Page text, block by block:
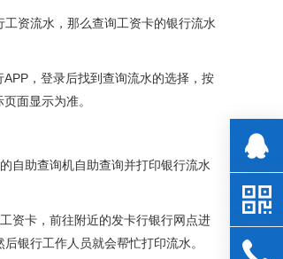
资流水，那么查询工资卡的银行流水
，登录后找到查询流水的选择，按
面显示为准。
自助查询机自助查询并打印银行流水
资卡，前往附近的发卡行银行网点进
银行工作人员就会帮忙打印流水。